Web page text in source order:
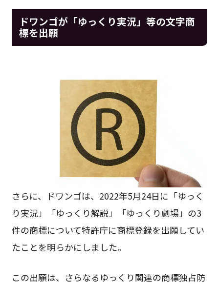
ドワンゴが「ゆっくり実況」等の文字商
標を出願
さらに、ドワンゴは、2022年5月24日に「ゆっく
り実況」「ゆっくり解説」「ゆっくり劇場」の3
件の商標について特許庁に商標登録を出願してい
たことを明らかにしました。
この出願は、さらなるゆっくり関連の商標独占防